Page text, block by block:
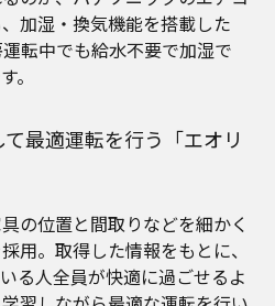
加湿・換気機能を搭載した
転中でも給水不要で加湿で
。
最適運転を行う「エオリ
の位置と間取りなどを細かく
用。取得した情報をもとに、
る人全員が快適に過ごせるよ